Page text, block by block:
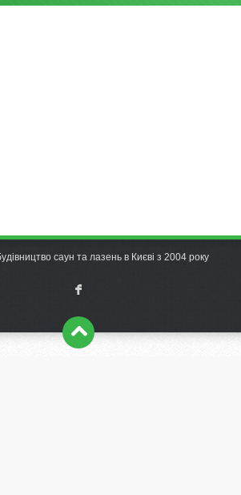
саун та лазень в Києві з 2004 року
F